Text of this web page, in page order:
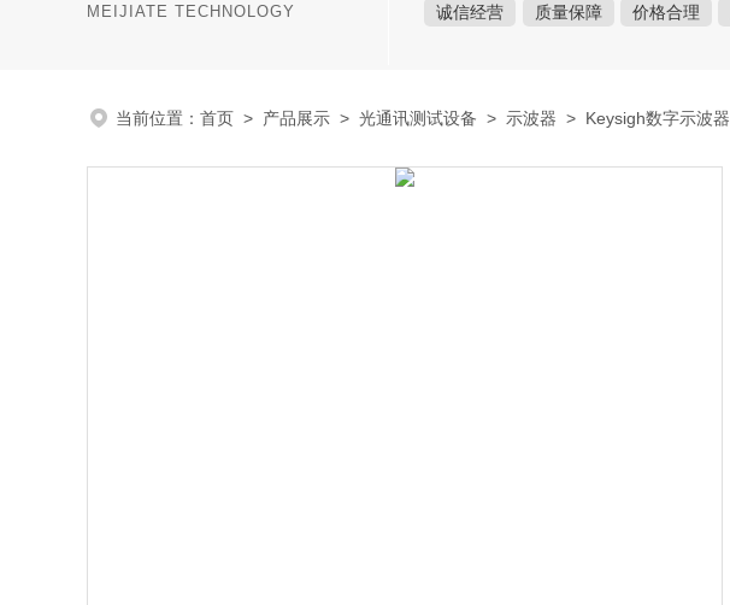
MEIJIATE TECHNOLOGY 诚信经营 质量保障 价格合理
当前位置： 首页 > 产品展示 > 光通讯测试设备 > 示波器 > Keysigh数字示波器